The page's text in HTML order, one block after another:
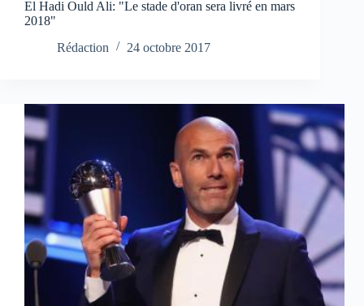
El Hadi Ould Ali: "Le stade d'oran sera livré en mars
2018"
Rédaction
24 octobre 2017